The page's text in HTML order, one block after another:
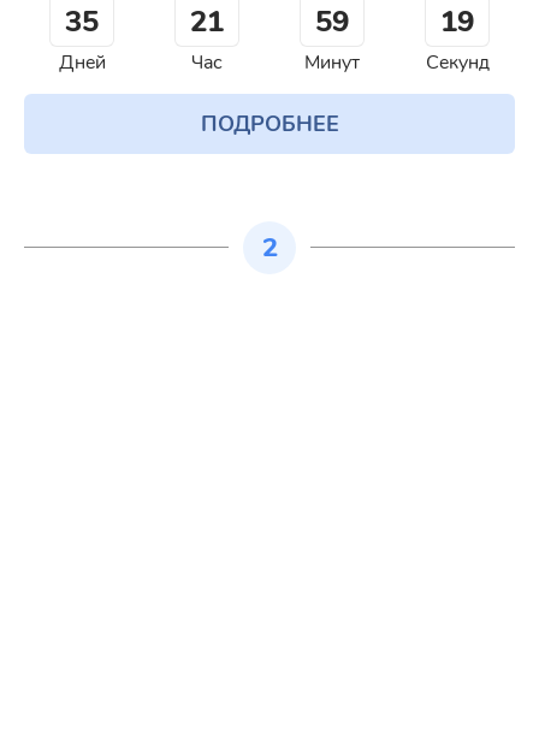
35
Дней
21
Час
59
Минут
18
Секунд
ПОДРОБНЕЕ
2